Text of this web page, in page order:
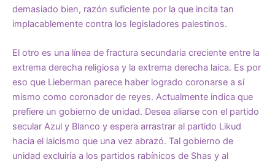
demasiado bien, razón suficiente por la que incita tan
implacablemente contra los legisladores palestinos.
El otro es una línea de fractura secundaria creciente entre la
extrema derecha religiosa y la extrema derecha laica. Es por
eso que Lieberman parece haber logrado coronarse a sí
mismo como coronador de reyes. Actualmente indica que
prefiere un gobierno de unidad. Desea aliarse con el partido
secular Azul y Blanco y espera arrastrar al partido Likud
hacia el laicismo que una vez abrazó. Tal gobierno de
unidad excluiría a los partidos rabínicos de Shas y al